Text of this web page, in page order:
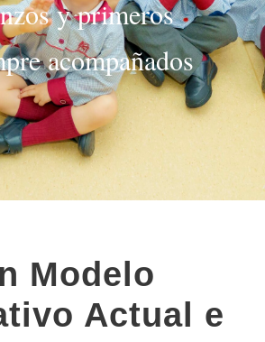
y primeros
acompañados
Modelo
Actual e